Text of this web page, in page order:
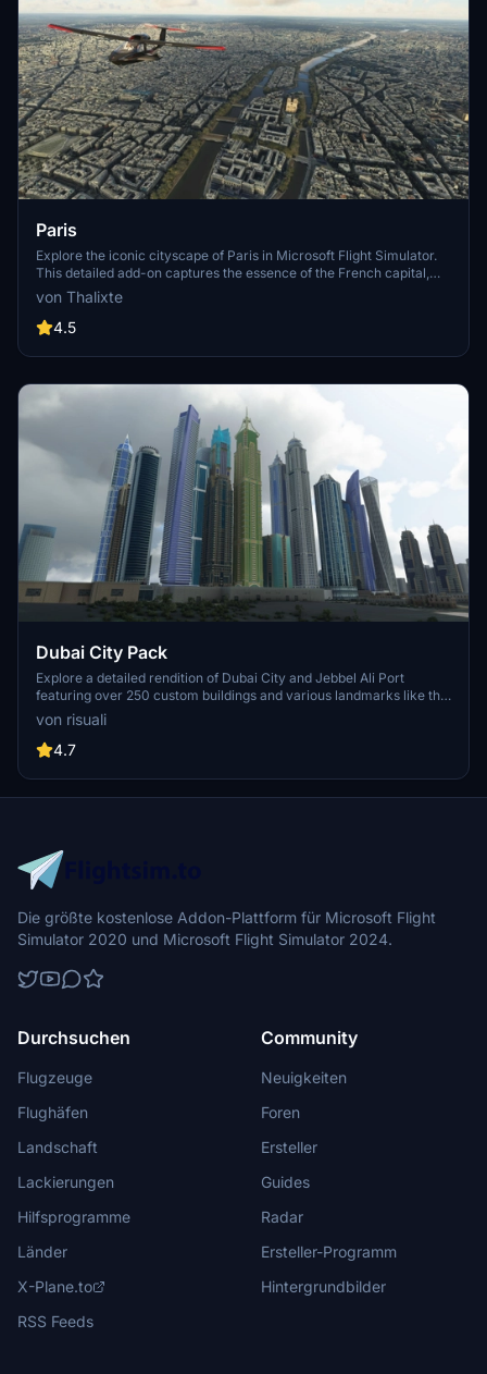
Paris
Explore the iconic cityscape of Paris in Microsoft Flight Simulator.
This detailed add-on captures the essence of the French capital,
featuring famous landmarks and architectural marvels. With
accurate GPS coordinates, immerse yourself in the beauty of Paris,
known for its historical significance and vibrant culture. Download
perspective.
von Thalixte
4.5
Dubai City Pack
Explore a detailed rendition of Dubai City and Jebbel Ali Port
featuring over 250 custom buildings and various landmarks like the
iconic hotels and tourist attractions. While focusing on enhancing
the daytime visuals, this pack offers improved textures for select
buildings, promising a refreshing experience for simmers.
to address previous elevation issues, ensuring a more immersive
flight into this dynamic cityscape.
von risuali
4.7
Die größte kostenlose Addon-Plattform für Microsoft Flight
Simulator 2020 und Microsoft Flight Simulator 2024.
Durchsuchen
Flugzeuge
Flughäfen
Landschaft
Lackierungen
Hilfsprogramme
Länder
X-Plane.to
RSS Feeds
Community
Neuigkeiten
Foren
Ersteller
Guides
Radar
Ersteller-Programm
Hintergrundbilder